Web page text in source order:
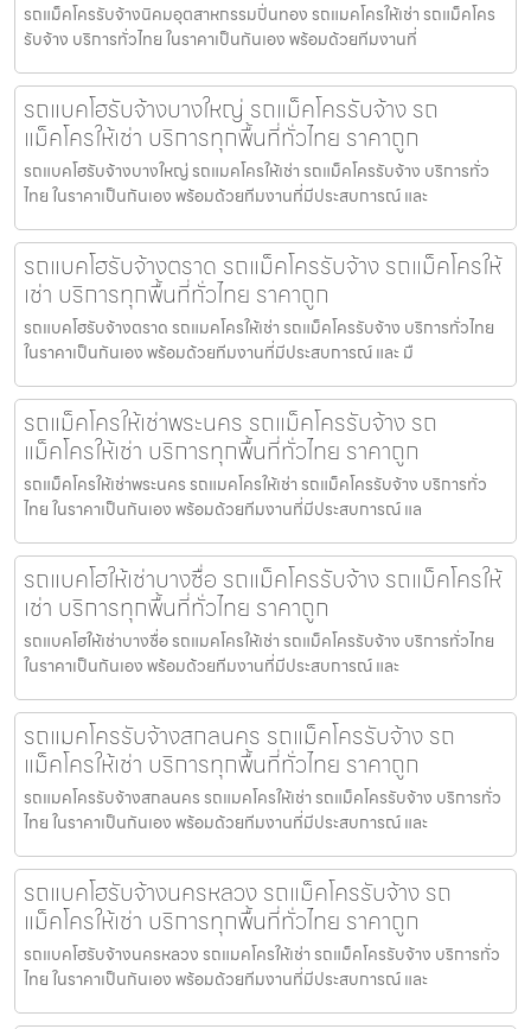
รถแม็คโครรับจ้างนิคมอุตสาหกรรมปิ่นทอง รถแมคโครให้เช่า รถแม็คโคร
รับจ้าง บริการทั่วไทย ในราคาเป็นกันเอง พร้อมด้วยทีมงานที่
รถแบคโฮรับจ้างบางใหญ่ รถแม็คโครรับจ้าง รถ
แม็คโครให้เช่า บริการทุกพื้นที่ทั่วไทย ราคาถูก
รถแบคโฮรับจ้างบางใหญ่ รถแมคโครให้เช่า รถแม็คโครรับจ้าง บริการทั่ว
ไทย ในราคาเป็นกันเอง พร้อมด้วยทีมงานที่มีประสบการณ์ และ
รถแบคโฮรับจ้างตราด รถแม็คโครรับจ้าง รถแม็คโครให้
เช่า บริการทุกพื้นที่ทั่วไทย ราคาถูก
รถแบคโฮรับจ้างตราด รถแมคโครให้เช่า รถแม็คโครรับจ้าง บริการทั่วไทย
ในราคาเป็นกันเอง พร้อมด้วยทีมงานที่มีประสบการณ์ และ มื
รถแม็คโครให้เช่าพระนคร รถแม็คโครรับจ้าง รถ
แม็คโครให้เช่า บริการทุกพื้นที่ทั่วไทย ราคาถูก
รถแม็คโครให้เช่าพระนคร รถแมคโครให้เช่า รถแม็คโครรับจ้าง บริการทั่ว
ไทย ในราคาเป็นกันเอง พร้อมด้วยทีมงานที่มีประสบการณ์ แล
รถแบคโฮให้เช่าบางซื่อ รถแม็คโครรับจ้าง รถแม็คโครให้
เช่า บริการทุกพื้นที่ทั่วไทย ราคาถูก
รถแบคโฮให้เช่าบางซื่อ รถแมคโครให้เช่า รถแม็คโครรับจ้าง บริการทั่วไทย
ในราคาเป็นกันเอง พร้อมด้วยทีมงานที่มีประสบการณ์ และ
รถแมคโครรับจ้างสกลนคร รถแม็คโครรับจ้าง รถ
แม็คโครให้เช่า บริการทุกพื้นที่ทั่วไทย ราคาถูก
รถแมคโครรับจ้างสกลนคร รถแมคโครให้เช่า รถแม็คโครรับจ้าง บริการทั่ว
ไทย ในราคาเป็นกันเอง พร้อมด้วยทีมงานที่มีประสบการณ์ และ
รถแบคโฮรับจ้างนครหลวง รถแม็คโครรับจ้าง รถ
แม็คโครให้เช่า บริการทุกพื้นที่ทั่วไทย ราคาถูก
รถแบคโฮรับจ้างนครหลวง รถแมคโครให้เช่า รถแม็คโครรับจ้าง บริการทั่ว
ไทย ในราคาเป็นกันเอง พร้อมด้วยทีมงานที่มีประสบการณ์ และ